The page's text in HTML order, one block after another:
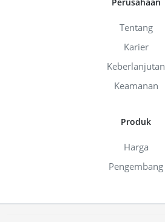
Tentang
Karier
Keberlanjutan
Keamanan
Produk
Harga
Pengembang